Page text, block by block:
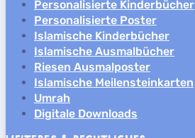
Personalisierte Kinderbücher
Personalisierte Poster
Islamische Kinderbücher
Islamische Ausmalbücher
Riesen Ausmalposter
Islamische Meilensteinkarten
Umrah
Digitale Downloads